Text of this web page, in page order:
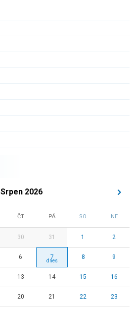
Srpen 2026
ČT PÁ SO NE
30 31 1 2
6 7 8 9
13 14 15 16
20 21 22 23